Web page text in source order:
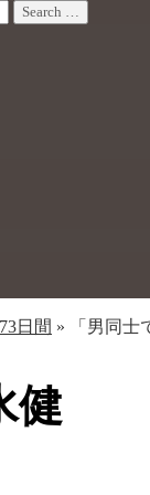
Search …
日間 » 「男同士
健